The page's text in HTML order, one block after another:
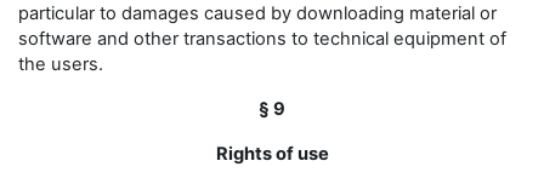
particular to damages caused by downloading material or
software and other transactions to technical equipment of
the users.
§ 9
Rights of use